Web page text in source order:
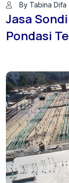
By Tabina Difa
Jasa
Pondasi